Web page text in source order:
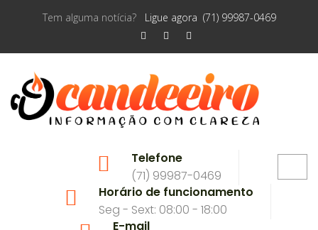
Tem alguma notícia? Ligue agora (71) 99987-0469
Telefone
(71) 99987-0469
Horário de funcionamento
Seg - Sext: 08:00 - 18:00
E-mail